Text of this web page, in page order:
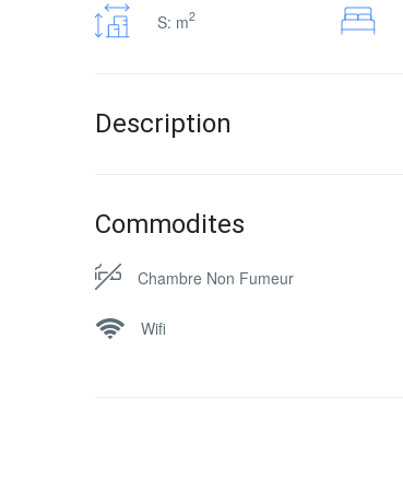
S: m2
Description
Commodites
Chambre Non Fumeur
Wifi